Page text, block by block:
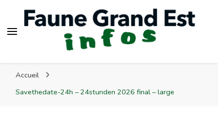
Accueil
Savethedate-24h – 24stunden 2026 final – large